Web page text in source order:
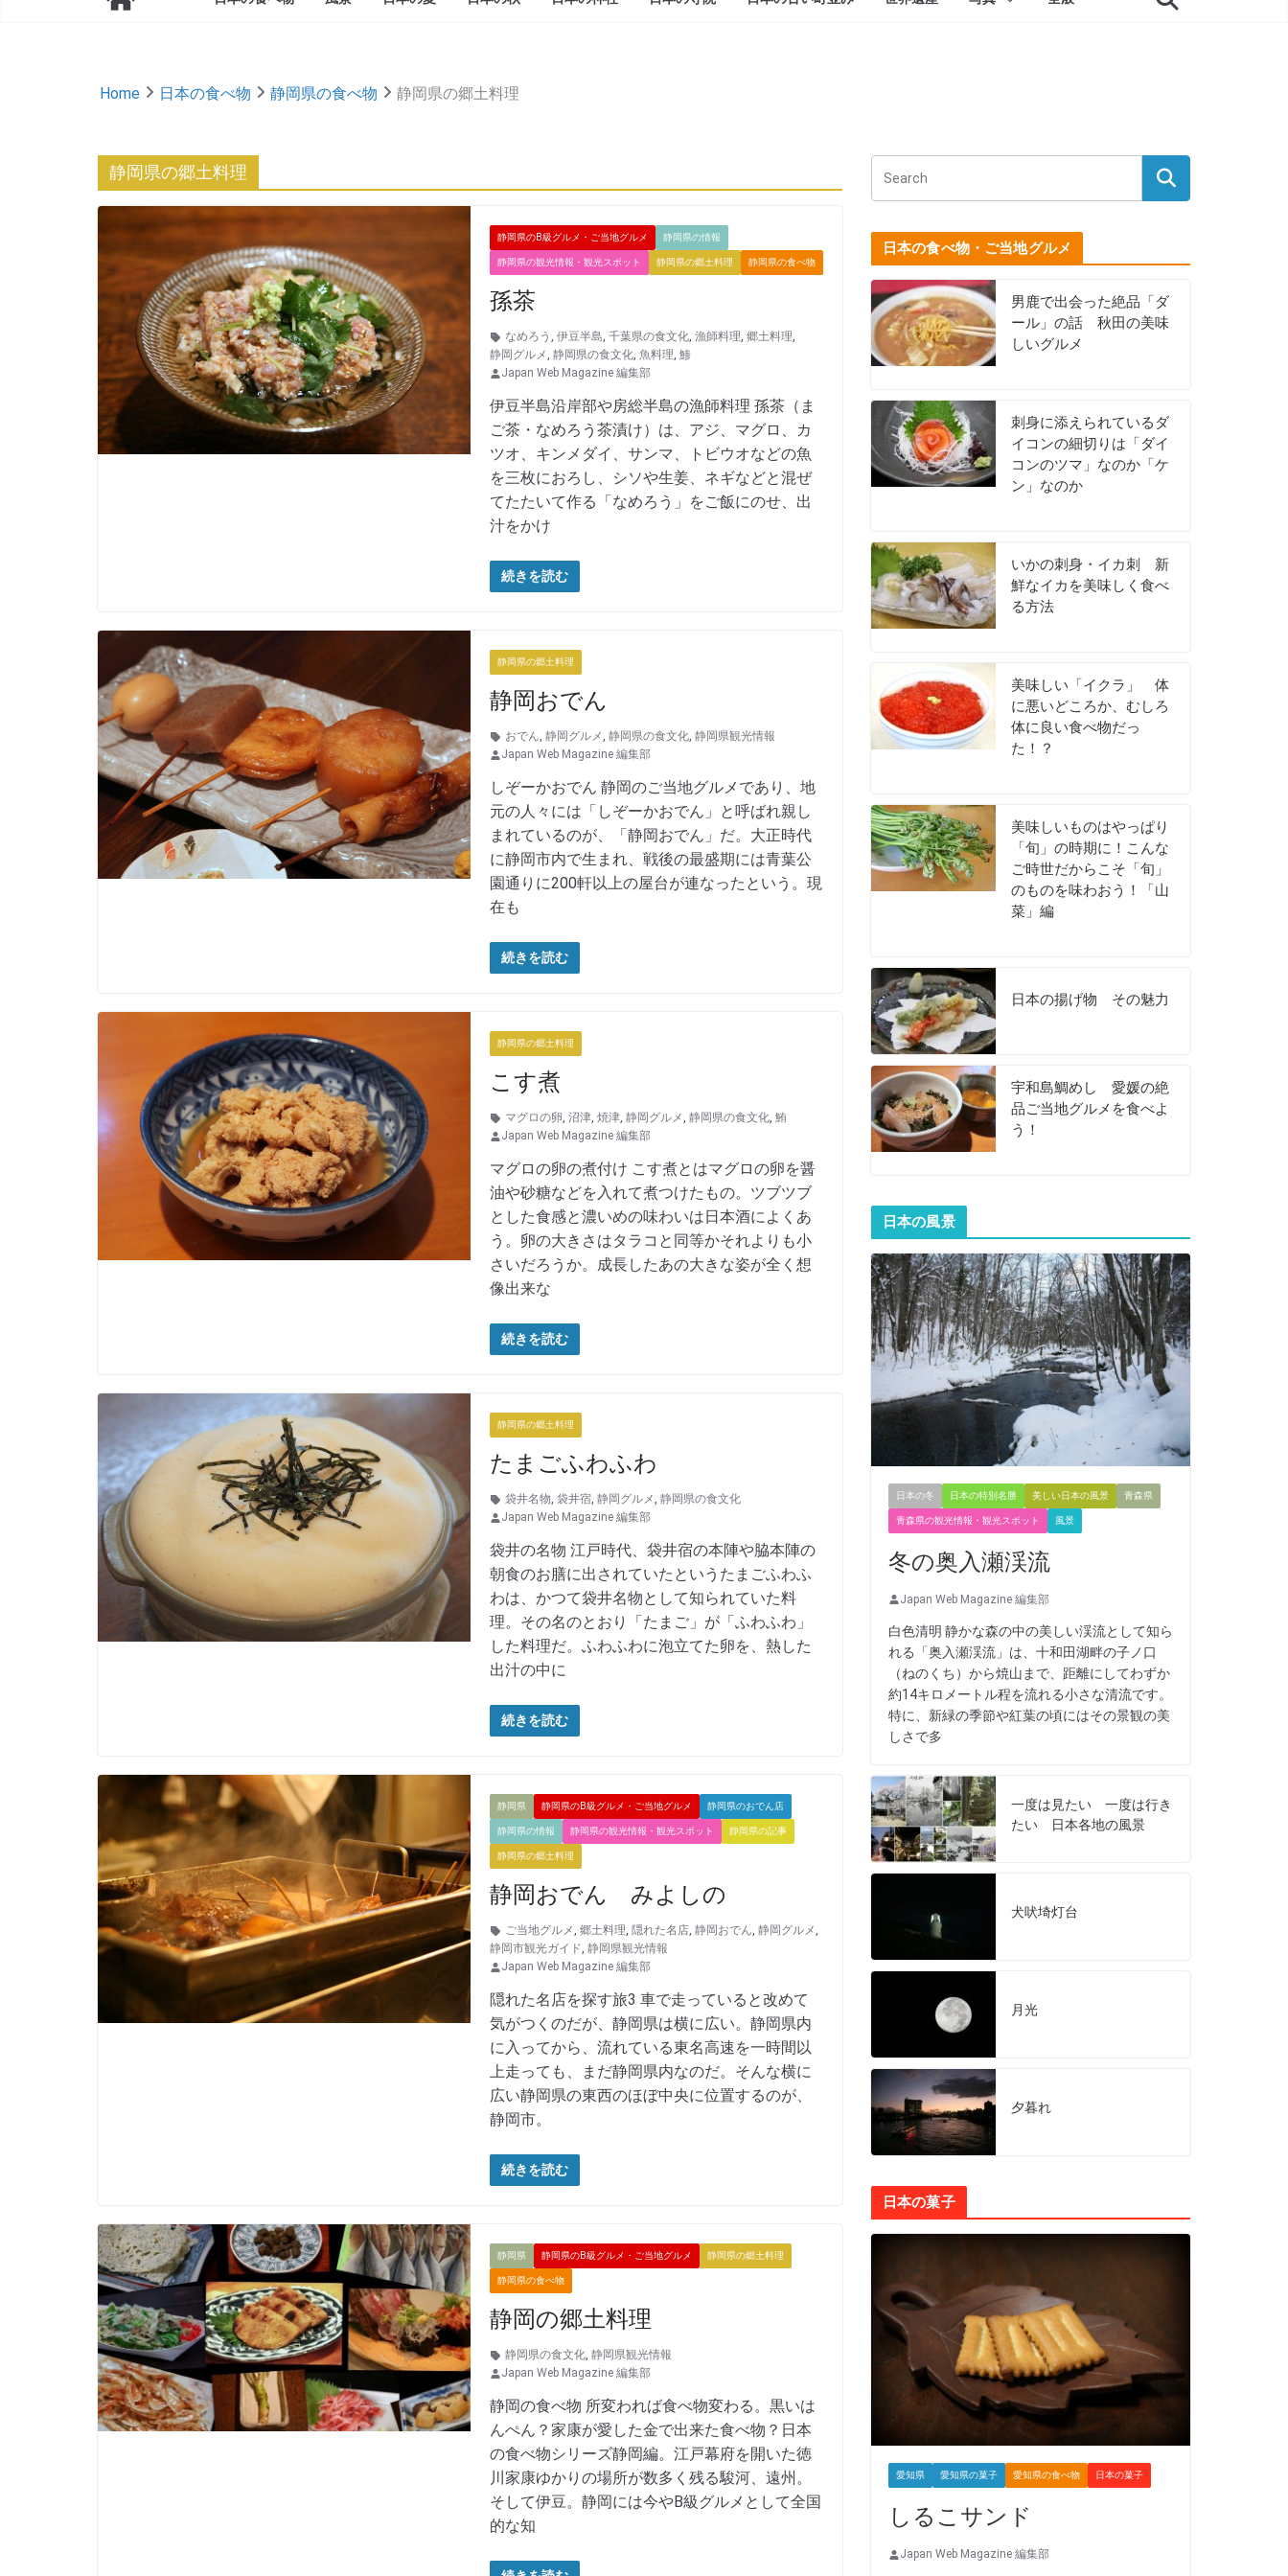
Home 日本の食べ物 静岡県の食べ物 静岡県の郷土料理
静岡県の郷土料理
静岡県のB級グルメ・ご当地グルメ 静岡県の情報
静岡県の観光情報・観光スポット 静岡県の郷土料理 静岡県の食べ物
孫茶
なめろう , 伊豆半島, 千葉県の食文化, 漁師料理, 郷土料理,
静岡グルメ, 静岡県の食文化, 魚料理, 鯵
Japan Web Magazine 編集部
伊豆半島沿岸部や房総半島の漁師料理 孫茶（ま
ご茶・なめろう茶漬け）は、アジ、マグロ、カ
ツオ、キンメダイ、サンマ、トビウオなどの魚
を三枚におろし、シソや生姜、ネギなどと混ぜ
てたたいて作る「なめろう」をご飯にのせ、出
汁をかけ
続きを読む
静岡県の郷土料理
静岡おでん
おでん, 静岡グルメ, 静岡県の食文化, 静岡県観光情報
Japan Web Magazine 編集部
しぞーかおでん 静岡のご当地グルメであり、地
元の人々には「しぞーかおでん」と呼ばれ親し
まれているのが、「静岡おでん」だ。大正時代
に静岡市内で生まれ、戦後の最盛期には青葉公
園通りに200軒以上の屋台が連なったという。現
在も
続きを読む
静岡県の郷土料理
こす煮
マグロの卵, 沼津, 焼津, 静岡グルメ, 静岡県の食文化, 鮪
Japan Web Magazine 編集部
マグロの卵の煮付け こす煮とはマグロの卵を醤
油や砂糖などを入れて煮つけたもの。ツブツブ
とした食感と濃いめの味わいは日本酒によくあ
う。卵の大きさはタラコと同等かそれよりも小
さいだろうか。成長したあの大きな姿が全く想
像出来な
続きを読む
静岡県の郷土料理
たまごふわふわ
袋井名物, 袋井宿, 静岡グルメ, 静岡県の食文化
Japan Web Magazine 編集部
袋井の名物 江戸時代、袋井宿の本陣や脇本陣の
朝食のお膳に出されていたというたまごふわふ
わは、かつて袋井名物として知られていた料
理。その名のとおり「たまご」が「ふわふわ」
した料理だ。ふわふわに泡立てた卵を、熱した
出汁の中に
続きを読む
静岡県 静岡県のB級グルメ・ご当地グルメ 静岡県のおでん店
静岡県の情報 静岡県の観光情報・観光スポット 静岡県の記事
静岡県の郷土料理
静岡おでん みよしの
ご当地グルメ, 郷土料理, 隠れた名店, 静岡おでん, 静岡グルメ,
静岡市観光ガイド, 静岡県観光情報
Japan Web Magazine 編集部
隠れた名店を探す旅3 車で走っていると改めて
気がつくのだが、静岡県は横に広い。静岡県内
に入ってから、流れている東名高速を一時間以
上走っても、まだ静岡県内なのだ。そんな横に
広い静岡県の東西のほぼ中央に位置するのが、
静岡市。
続きを読む
静岡県 静岡県のB級グルメ・ご当地グルメ 静岡県の郷土料理
静岡県の食べ物
静岡の郷土料理
静岡県の食文化, 静岡県観光情報
Japan Web Magazine 編集部
静岡の食べ物 所変われば食べ物変わる。黒いは
んぺん？家康が愛した金で出来た食べ物？日本
の食べ物シリーズ静岡編。江戸幕府を開いた徳
川家康ゆかりの場所が数多く残る駿河、遠州。
そして伊豆。静岡には今やB級グルメとして全国
的な知
日本の食べ物・ご当地グルメ
男鹿で出会った絶品「ダ
ール」の話 秋田の美味
しいグルメ
刺身に添えられているダ
イコンの細切りは「ダイ
コンのツマ」なのか「ケ
ン」なのか
いかの刺身・イカ刺 新
鮮なイカを美味しく食べ
る方法
美味しい「イクラ」 体
に悪いどころか、むしろ
体に良い食べ物だっ
た！？
美味しいものはやっぱり
「旬」の時期に！こんな
ご時世だからこそ「旬」
のものを味わおう！「山
菜」編
日本の揚げ物 その魅力
宇和島鯛めし 愛媛の絶
品ご当地グルメを食べよ
う！
日本の風景
日本の冬 日本の特別名勝 美しい日本の風景 青森県
青森県の観光情報・観光スポット 風景
冬の奥入瀬渓流
Japan Web Magazine 編集部
白色清明 静かな森の中の美しい渓流として知ら
れる「奥入瀬渓流」は、十和田湖畔の子ノ口
（ねのくち）から焼山まで、距離にしてわずか
約14キロメートル程を流れる小さな清流です。
特に、新緑の季節や紅葉の頃にはその景観の美
しさで多
一度は見たい 一度は行き
たい 日本各地の風景
犬吠埼灯台
月光
夕暮れ
日本の菓子
愛知県 愛知県の菓子 愛知県の食べ物 日本の菓子
しるこサンド
Japan Web Magazine 編集部